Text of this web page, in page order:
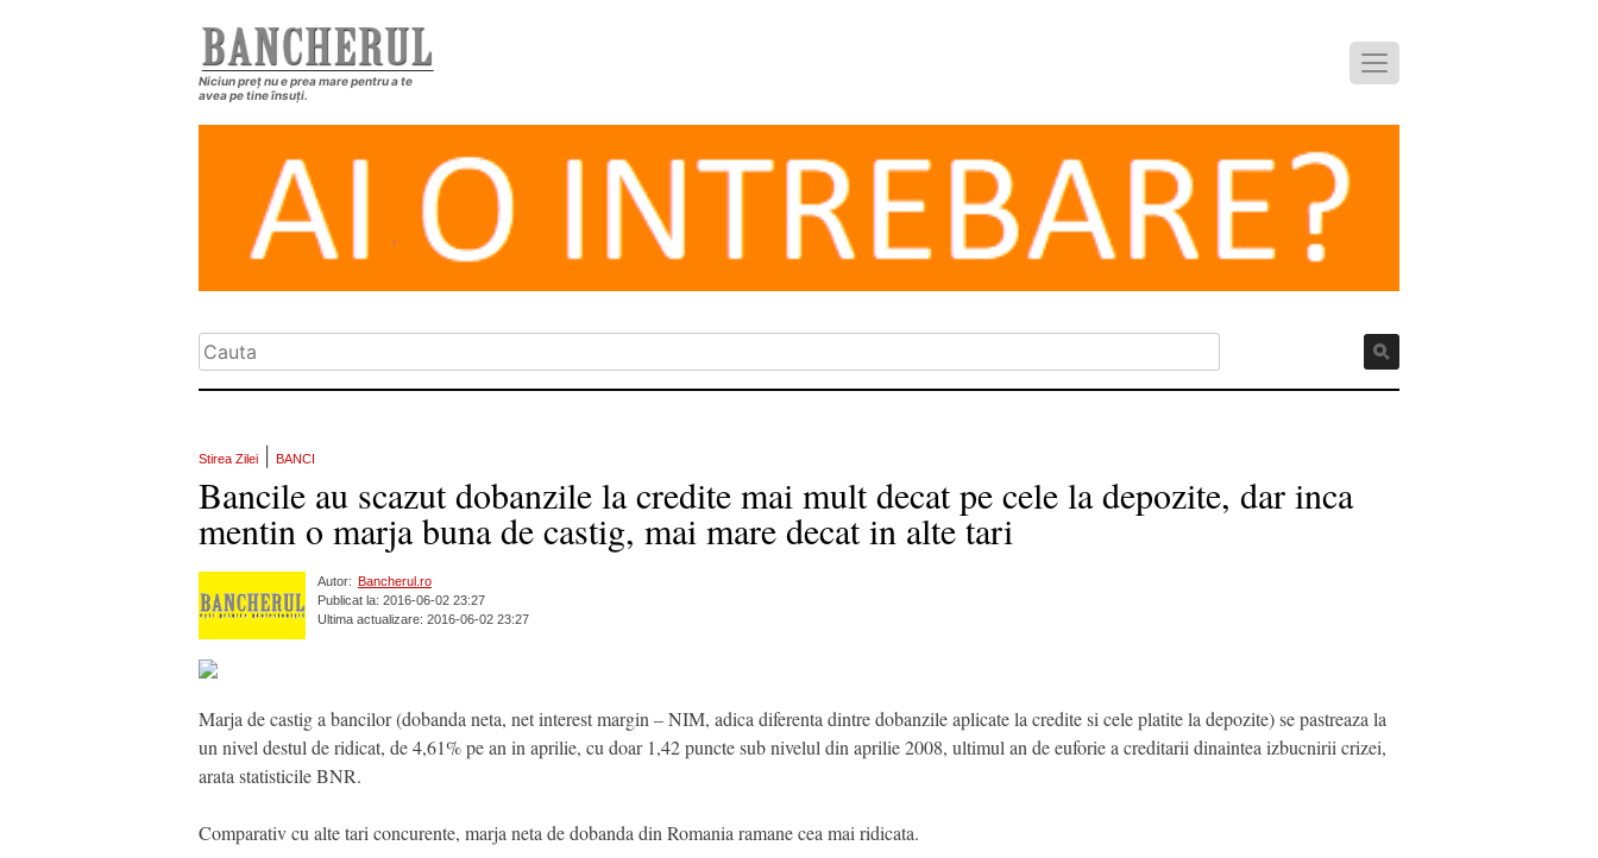
Niciun preț nu e prea mare pentru a te
avea pe tine însuți.
Stirea Zilei BANCI
Bancile au scazut dobanzile la credite mai mult decat pe cele la depozite, dar inca
mentin o marja buna de castig, mai mare decat in alte tari
Autor:
Bancherul.ro
Publicat la: 2016-06-02 23:27
Ultima actualizare: 2016-06-02 23:27
Marja de castig a bancilor (dobanda neta, net interest margin – NIM, adica diferenta dintre dobanzile aplicate la credite si cele platite la depozite) se pastreaza la
un nivel destul de ridicat, de 4,61% pe an in aprilie, cu doar 1,42 puncte sub nivelul din aprilie 2008, ultimul an de euforie a creditarii dinaintea izbucnirii crizei,
arata statisticile BNR.
Comparativ cu alte tari concurente, marja neta de dobanda din Romania ramane cea mai ridicata.